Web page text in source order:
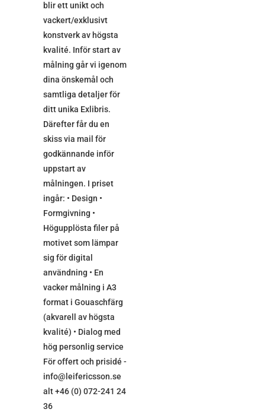
blir ett unikt och
vackert/exklusivt
konstverk av högsta
kvalité. Inför start av
målning går vi igenom
dina önskemål och
samtliga detaljer för
ditt unika Exlibris.
Därefter får du en
skiss via mail för
godkännande inför
uppstart av
målningen. I priset
ingår: • Design •
Formgivning •
Högupplösta filer på
motivet som lämpar
sig för digital
användning • En
vacker målning i A3
format i Gouaschfärg
(akvarell av högsta
kvalité) • Dialog med
hög personlig service
För offert och prisidé -
info@leifericsson.se
alt +46 (0) 072-241 24
36